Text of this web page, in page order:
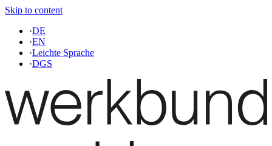
Skip to content
·DE
·EN
·Leichte Sprache
·DGS